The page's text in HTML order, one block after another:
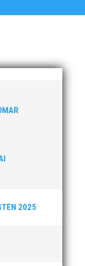
2025
Spjut
i Diskus
+ Diskus